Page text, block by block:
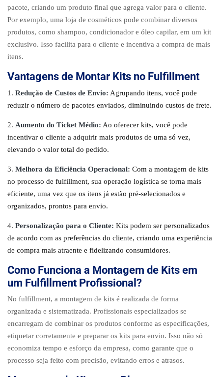
pacote, criando um produto final que agrega valor para o cliente.
Por exemplo, uma loja de cosméticos pode combinar diversos
produtos, como shampoo, condicionador e óleo capilar, em um kit
exclusivo. Isso facilita para o cliente e incentiva a compra de mais
itens.
Vantagens de Montar Kits no Fulfillment
Redução de Custos de Envio: Agrupando itens, você pode
reduzir o número de pacotes enviados, diminuindo custos de frete.
Aumento do Ticket Médio: Ao oferecer kits, você pode
incentivar o cliente a adquirir mais produtos de uma só vez,
elevando o valor total do pedido.
Melhora da Eficiência Operacional: Com a montagem de kits
no processo de fulfillment, sua operação logística se torna mais
eficiente, uma vez que os itens já estão pré-selecionados e
organizados, prontos para envio.
Personalização para o Cliente: Kits podem ser personalizados
de acordo com as preferências do cliente, criando uma experiência
de compra mais atraente e fidelizando consumidores.
Como Funciona a Montagem de Kits em
um Fulfillment Profissional?
No fulfillment, a montagem de kits é realizada de forma
organizada e sistematizada. Profissionais especializados se
encarregam de combinar os produtos conforme as especificações,
etiquetar corretamente e preparar os kits para envio. Isso não só
economiza tempo e esforço da empresa, como garante que o
processo seja feito com precisão, evitando erros e atrasos.